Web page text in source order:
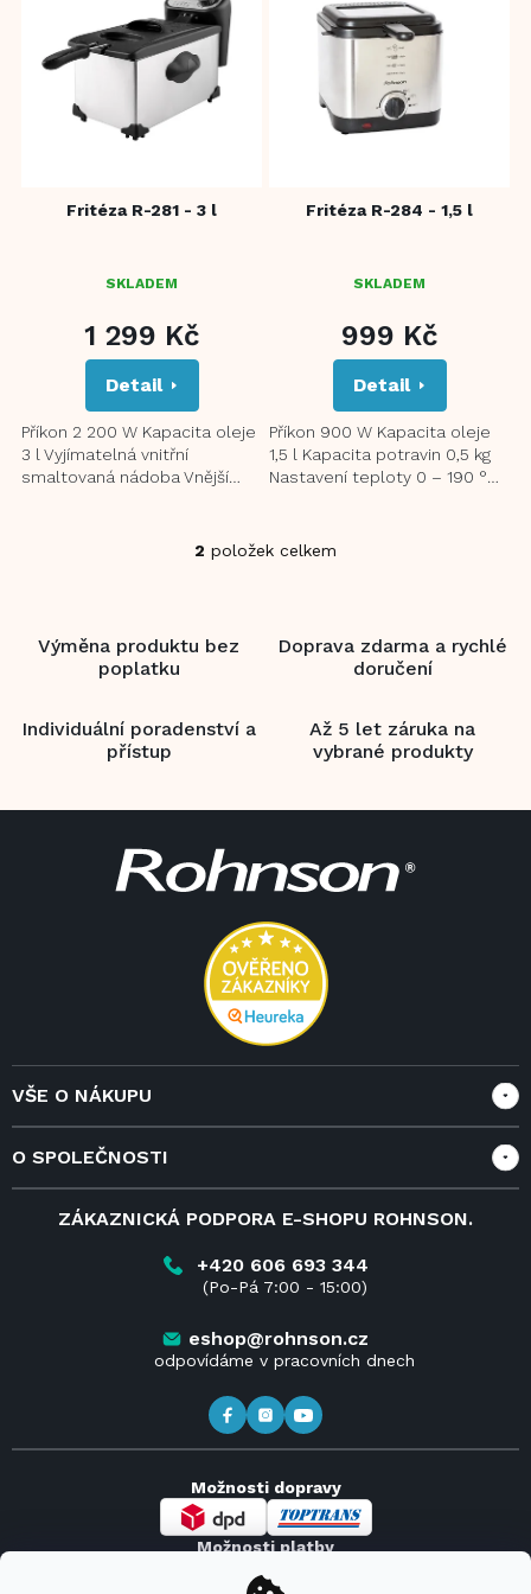
Fritéza R-281 - 3 l
SKLADEM
1 299 Kč
Detail
Příkon 2 200 W Kapacita oleje
3 l Vyjímatelná vnitřní
smaltovaná nádoba Vnější
Fritéza R-284 - 1,5 l
SKLADEM
999 Kč
Detail
Příkon 900 W Kapacita oleje
1,5 l Kapacita potravin 0,5 kg
Nastavení teploty 0 – 190 °C
O
k
ý
p
i
s
u
2 položek celkem
Výměna produktu bez
poplatku
Doprava zdarma a rychlé
doručení
Individuální poradenství a
přístup
Až 5 let záruka na
vybrané produkty
VŠE O NÁKUPU
Doprava a služby
Reklamace
Vrácení zboží do 14 dnů
O SPOLEČNOSTI
ZÁKAZNICKÁ PODPORA E-SHOPU ROHNSON.
+420 606 693 344
(Po-Pá 7:00 - 15:00)
eshop@rohnson.cz
odpovídáme v pracovních dnech
Možnosti dopravy
Možnosti platby